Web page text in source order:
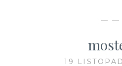
— —
19